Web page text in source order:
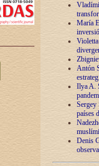
María
Antón
Ilya A.
Sergey
países
Denis